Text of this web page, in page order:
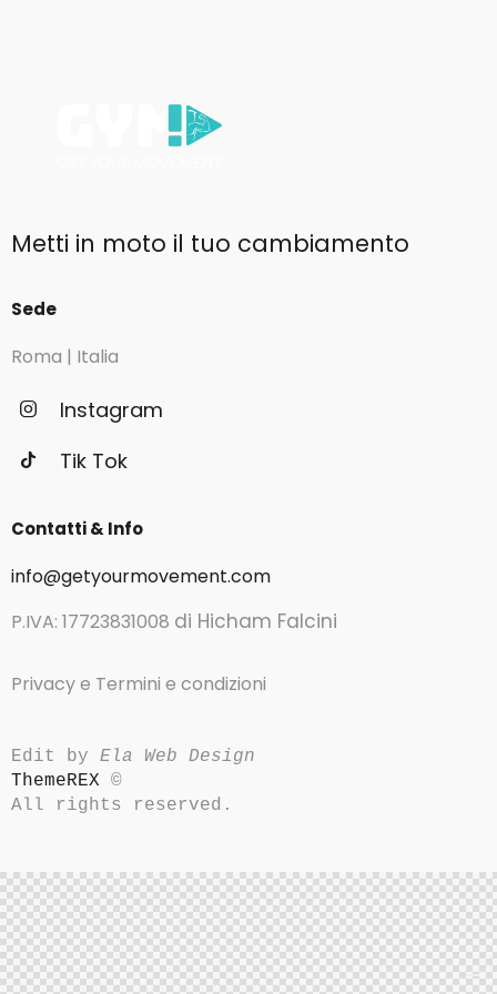
Metti in moto il tuo cambiamento
Sede
Roma | Italia
Instagram
Tik Tok
Contatti & Info
info@getyourmovement.com
P.IVA: 17723831008 di Hicham Falcini
Privacy e Termini e condizioni
Edit by Ela Web Design
ThemeREX ©
All rights reserved.